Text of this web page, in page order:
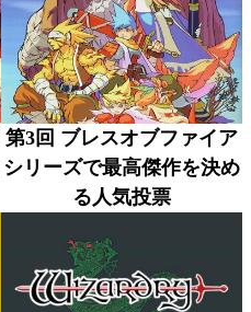
第3回 ブレスオブファイア
シリーズで最高傑作を決め
る人気投票